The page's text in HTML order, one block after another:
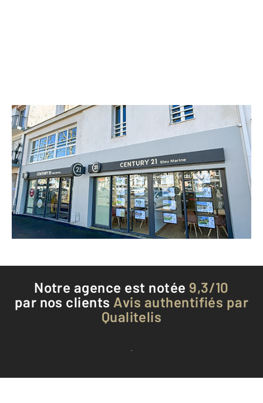
CENTURY 21 Bleu Marine
5 Cours Louis Guedon
LES SABLES D OLONNE - 85100
Envoyer un message
Téléphoner à l'agence
Notre agence est notée 9,3/10
par nos clients Avis authentifiés par
Qualitelis
Voir tous les avis clients